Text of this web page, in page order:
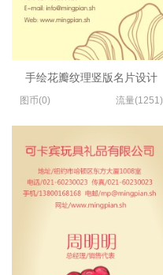
手绘花瓣纹理竖版名片设计
图币(0) 流量(1251)